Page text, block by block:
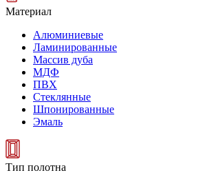
Материал
Алюминиевые
Ламинированные
Массив дуба
МДФ
ПВХ
Стеклянные
Шпонированные
Эмаль
Тип полотна